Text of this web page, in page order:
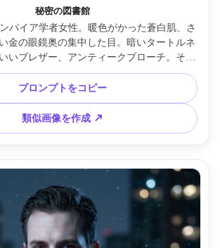
秘密の図書館
パイア学者女性。暖色がかった蒼白肌、さ
金の眼鏡奥の集中した目。暗いタートルネ
いブレザー、アンティークブローチ。そび
のあるゴシック図書館。暖かいタングステ
な影。Fujifilm GFX 100S、80mm f/1.7、ク
や上から、知的で謎めいたムード。リアル
な影、高解像度、シャープなまつ毛、映画
的グレーディング --ar 4:5
プロンプトをコピー
類似画像を作成 ↗